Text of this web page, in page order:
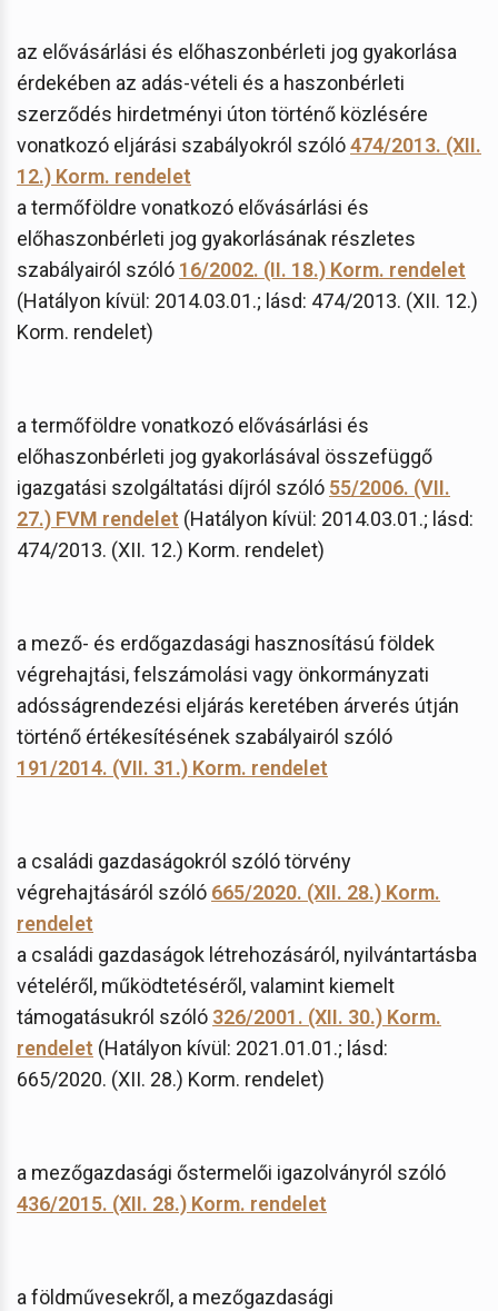
az elővásárlási és előhaszonbérleti jog gyakorlása
érdekében az adás-vételi és a haszonbérleti
szerződés hirdetményi úton történő közlésére
vonatkozó eljárási szabályokról szóló474/2013. (XII.
12.) Korm. rendelet
a termőföldre vonatkozó elővásárlási és
előhaszonbérleti jog gyakorlásának részletes
szabályairól szóló 16/2002. (II. 18.) Korm. rendelet
(Hatályon kívül: 2014.03.01.; lásd: 474/2013. (XII. 12.)
Korm. rendelet)
a termőföldre vonatkozó elővásárlási és
előhaszonbérleti jog gyakorlásával összefüggő
igazgatási szolgáltatási díjról szóló 55/2006. (VII.
27.) FVM rendelet (Hatályon kívül: 2014.03.01.; lásd:
474/2013. (XII. 12.) Korm. rendelet)
a mező- és erdőgazdasági hasznosítású földek
végrehajtási, felszámolási vagy önkormányzati
adósságrendezési eljárás keretében árverés útján
történő értékesítésének szabályairól szóló
191/2014. (VII. 31.) Korm. rendelet
a családi gazdaságokról szóló törvény
végrehajtásáról szóló 665/2020. (XII. 28.) Korm.
rendelet
a családi gazdaságok létrehozásáról, nyilvántartásba
vételéről, működtetéséről, valamint kiemelt
támogatásukról szóló 326/2001. (XII. 30.) Korm.
rendelet (Hatályon kívül: 2021.01.01.; lásd:
665/2020. (XII. 28.) Korm. rendelet)
a mezőgazdasági őstermelői igazolványról szóló
436/2015. (XII. 28.) Korm. rendelet
a földművesekről, a mezőgazdasági